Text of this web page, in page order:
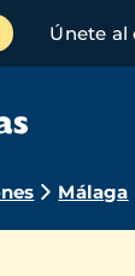
Únete al
Málaga